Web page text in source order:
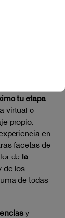
tu etapa
virtual o
propio,
en
facetas de
de la
de los
de todas
y